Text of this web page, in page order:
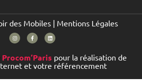
des Mobiles | Mentions Légales
Procom’Paris pour la réalisation de
et votre référencement